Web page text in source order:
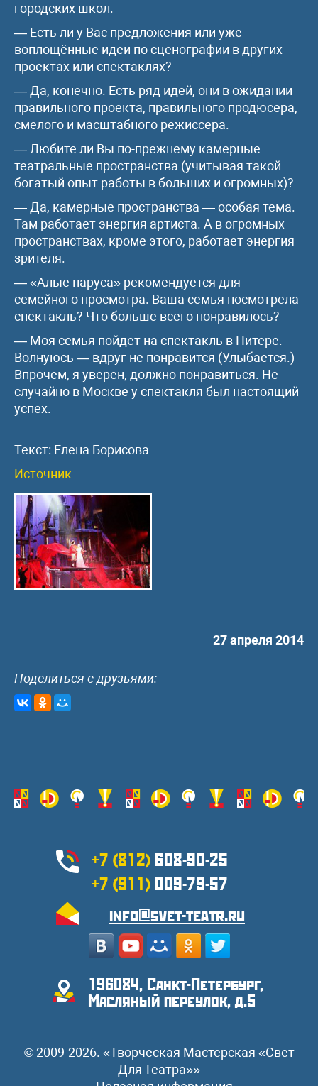
городских школ.
— Есть ли у Вас предложения или уже
воплощённые идеи по сценографии в других
проектах или спектаклях?
— Да, конечно. Есть ряд идей, они в ожидании
правильного проекта, правильного продюсера,
смелого и масштабного режиссера.
— Любите ли Вы по-прежнему камерные
театральные пространства (учитывая такой
богатый опыт работы в больших и огромных)?
— Да, камерные пространства — особая тема.
Там работает энергия артиста. А в огромных
пространствах, кроме этого, работает энергия
зрителя.
— «Алые паруса» рекомендуется для
семейного просмотра. Ваша семья посмотрела
спектакль? Что больше всего понравилось?
— Моя семья пойдет на спектакль в Питере.
Волнуюсь — вдруг не понравится (Улыбается.)
Впрочем, я уверен, должно понравиться. Не
случайно в Москве у спектакля был настоящий
успех.
Текст: Елена Борисова
Источник
27 апреля 2014
Поделиться с друзьями:
+7 (812) 608-90-25
+7 (911) 009-79-57
info@svet-teatr.ru
196084, Санкт-Петербург,
Масляный переулок, д.5
© 2009-2026. «Творческая Мастерская «Свет
Для Театра»»